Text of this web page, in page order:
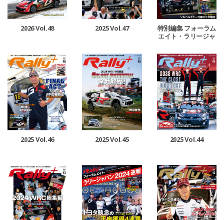
2026 Vol.48 2025 Vol.47
特別編集 フォーラム
エイト・ラリージャ
2025 Vol.46 2025 Vol.45 2025 Vol.44